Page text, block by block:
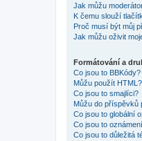
Jak můžu
K čemu slouží
Proč musí být můj
Jak můžu oživit
Formátování a
Co jsou to BBKódy?
Můžu použít HTML?
Co jsou to smajlíci?
Můžu do příspěvků
Co jsou to globální
Co jsou to
Co jsou to důležitá